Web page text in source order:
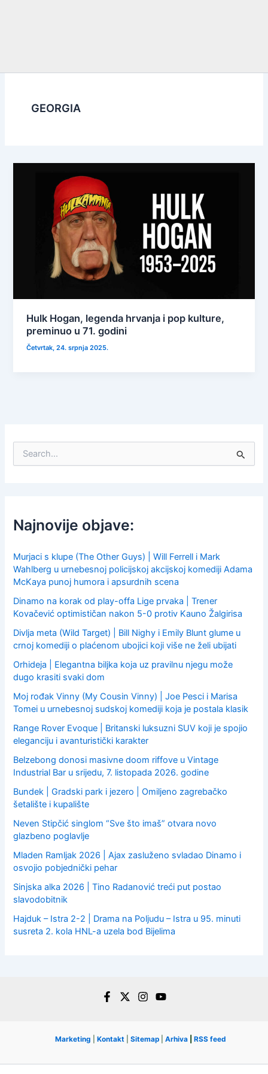
GEORGIA
Hulk Hogan, legenda hrvanja i pop kulture,
preminuo u 71. godini
Četvrtak, 24. srpnja 2025.
f
o
:
Najnovije objave:
Murjaci s klupe (The Other Guys) | Will Ferrell i Mark
Wahlberg u urnebesnoj policijskoj akcijskoj komediji Adama
McKaya punoj humora i apsurdnih scena
Dinamo na korak od play-offa Lige prvaka | Trener
Kovačević optimističan nakon 5-0 protiv Kauno Žalgirisa
Divlja meta (Wild Target) | Bill Nighy i Emily Blunt glume u
crnoj komediji o plaćenom ubojici koji više ne želi ubijati
Orhideja | Elegantna biljka koja uz pravilnu njegu može
dugo krasiti svaki dom
Moj rođak Vinny (My Cousin Vinny) | Joe Pesci i Marisa
Tomei u urnebesnoj sudskoj komediji koja je postala klasik
Range Rover Evoque | Britanski luksuzni SUV koji je spojio
eleganciju i avanturistički karakter
Belzebong donosi masivne doom riffove u Vintage
Industrial Bar u srijedu, 7. listopada 2026. godine
Bundek | Gradski park i jezero | Omiljeno zagrebačko
šetalište i kupalište
Neven Stipčić singlom “Sve što imaš” otvara novo
glazbeno poglavlje
Mladen Ramljak 2026 | Ajax zasluženo svladao Dinamo i
osvojio pobjednički pehar
Sinjska alka 2026 | Tino Radanović treći put postao
slavodobitnik
Hajduk – Istra 2-2 | Drama na Poljudu – Istra u 95. minuti
susreta 2. kola HNL-a uzela bod Bijelima
Marketing Kontakt Sitemap Arhiva RSS feed